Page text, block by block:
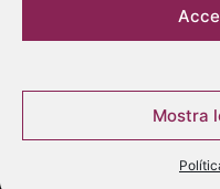
Mostra
© 2016 La Guia de